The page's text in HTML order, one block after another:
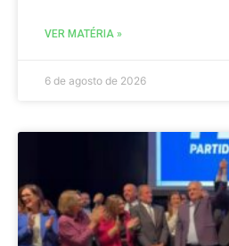
VER MATÉRIA »
6 de agosto de 2026